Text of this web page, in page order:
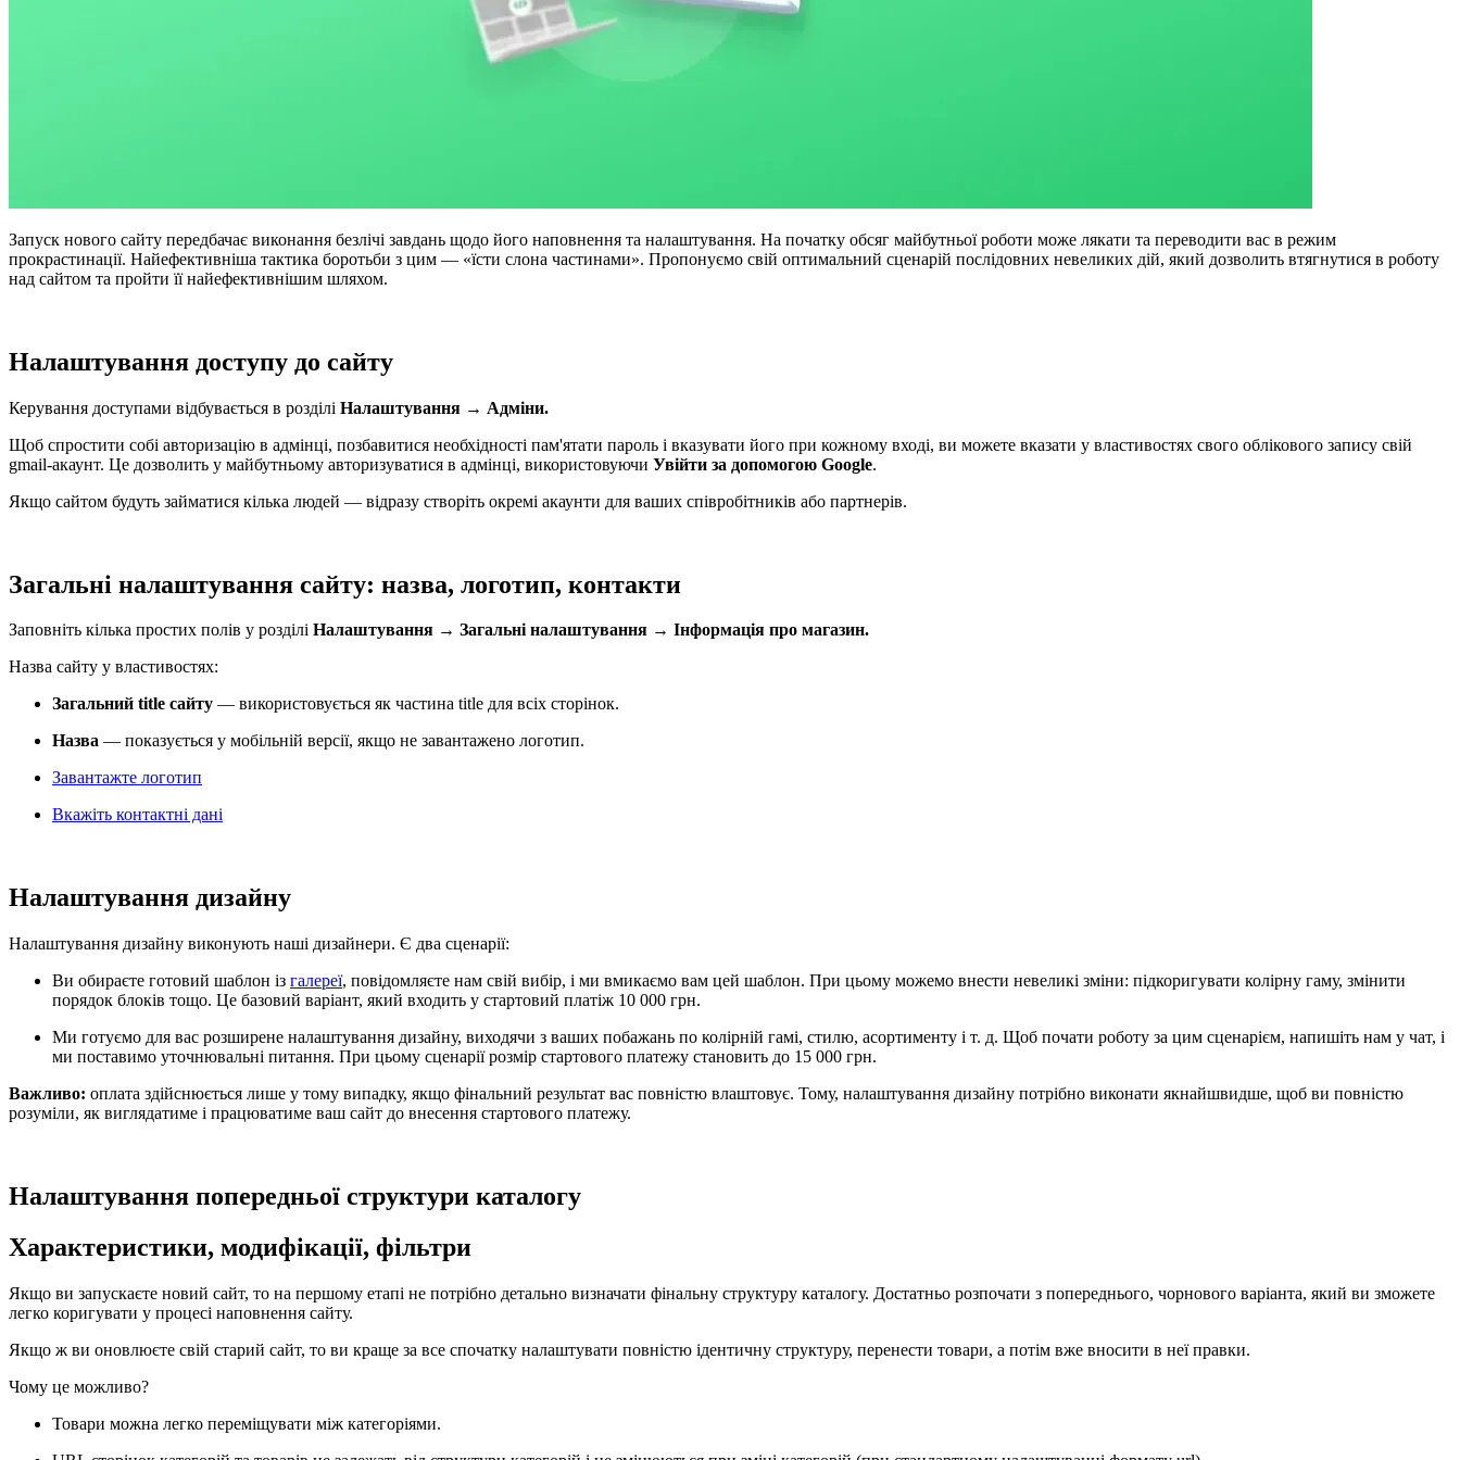
Запуск нового сайту передбачає виконання безлічі завдань щодо його наповнення та налаштування. На початку обсяг майбутньої роботи може лякати та переводити вас в режим
прокрастинації. Найефективніша тактика боротьби з цим — «їсти слона частинами». Пропонуємо свій оптимальний сценарій послідовних невеликих дій, який дозволить втягнутися в роботу
над сайтом та пройти її найефективнішим шляхом.
Налаштування доступу до сайту
Керування доступами відбувається в розділі Налаштування → Адміни.
Щоб спростити собі авторизацію в адмінці, позбавитися необхідності пам'ятати пароль і вказувати його при кожному вході, ви можете вказати у властивостях свого облікового запису свій
gmail-акаунт. Це дозволить у майбутньому авторизуватися в адмінці, використовуючи Увійти за допомогою Google.
Якщо сайтом будуть займатися кілька людей — відразу створіть окремі акаунти для ваших співробітників або партнерів.
Загальні налаштування сайту: назва, логотип, контакти
Заповніть кілька простих полів у розділі Налаштування → Загальні налаштування → Інформація про магазин.
Назва сайту у властивостях:
Загальний title сайту — використовується як частина title для всіх сторінок.
Назва — показується у мобільній версії, якщо не завантажено логотип.
Завантажте логотип
Вкажіть контактні дані
Налаштування дизайну
Налаштування дизайну виконують наші дизайнери. Є два сценарії:
Ви обираєте готовий шаблон із галереї, повідомляєте нам свій вибір, і ми вмикаємо вам цей шаблон. При цьому можемо внести невеликі зміни: підкоригувати колірну гаму, змінити
порядок блоків тощо. Це базовий варіант, який входить у стартовий платіж 10 000 грн.
Ми готуємо для вас розширене налаштування дизайну, виходячи з ваших побажань по колірній гамі, стилю, асортименту і т. д. Щоб почати роботу за цим сценарієм, напишіть нам у чат, і
ми поставимо уточнювальні питання. При цьому сценарії розмір стартового платежу становить до 15 000 грн.
Важливо: оплата здійснюється лише у тому випадку, якщо фінальний результат вас повністю влаштовує. Тому, налаштування дизайну потрібно виконати якнайшвидше, щоб ви повністю
розуміли, як виглядатиме і працюватиме ваш сайт до внесення стартового платежу.
Налаштування попередньої структури каталогу
Характеристики, модифікації, фільтри
Якщо ви запускаєте новий сайт, то на першому етапі не потрібно детально визначати фінальну структуру каталогу. Достатньо розпочати з попереднього, чорнового варіанта, який ви зможете
легко коригувати у процесі наповнення сайту.
Якщо ж ви оновлюєте свій старий сайт, то ви краще за все спочатку налаштувати повністю ідентичну структуру, перенести товари, а потім вже вносити в неї правки.
Чому це можливо?
Товари можна легко переміщувати між категоріями.